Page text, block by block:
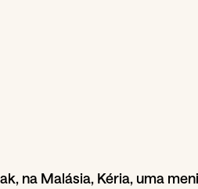
na Malásia, Kéria, uma